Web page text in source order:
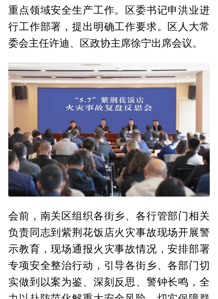
重点领域安全生产工作。区委书记申洪业进
行工作部署，提出明确工作要求。区人大常
委会主任许迪、区政协主席徐宁出席会议。
会前，南关区组织各街乡、各行管部门相关
负责同志到紫荆花饭店火灾事故现场开展警
示教育，现场通报火灾事故情况，安排部署
专项安全整治行动，引导各街乡、各部门切
实做到以案为鉴、深刻反思、警钟长鸣，全